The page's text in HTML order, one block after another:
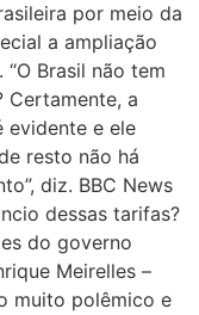
por meio da
a ampliação
Brasil não tem
Certamente, a
evidente e ele
resto não há
diz. BBC News
dessas tarifas?
do governo
Meirelles –
muito polêmico e